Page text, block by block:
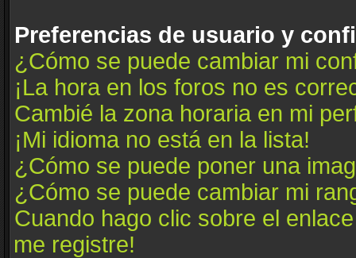
Preferencias de usuario y
¿Cómo se puede cambiar mi
¡La hora en los foros no es
Cambié la zona horaria en mi
¡Mi idioma no está en la lista!
¿Cómo se puede poner una
¿Cómo se puede cambiar mi
Cuando hago clic sobre el
me registre!